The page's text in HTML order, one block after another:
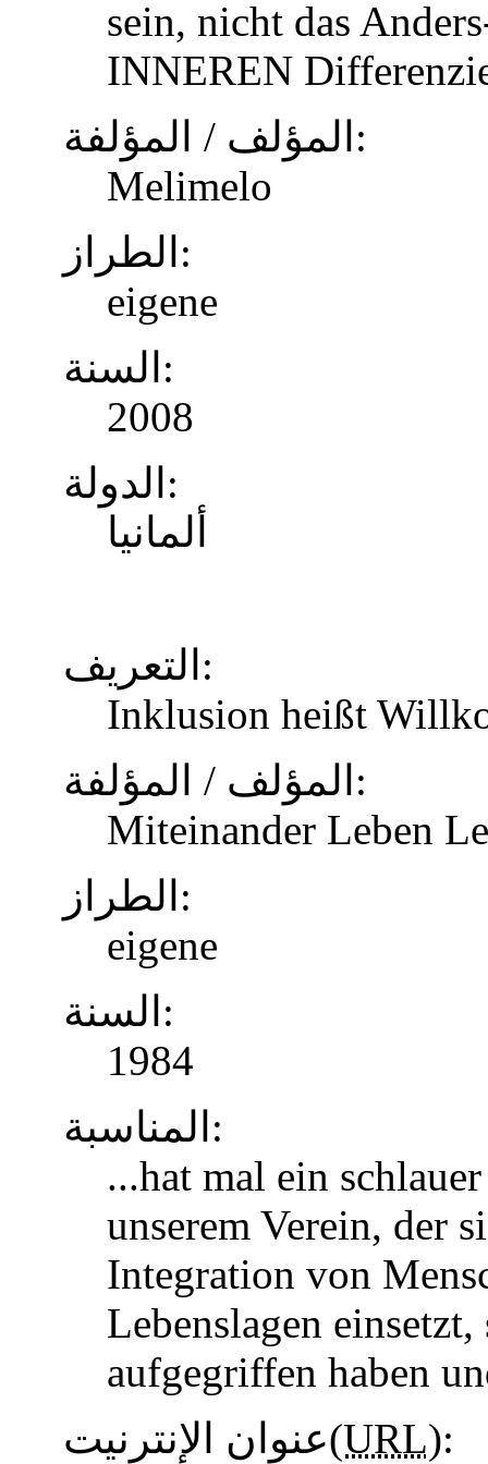
sein, nicht das
INNEREN
المؤلف / المؤلفة:
Melimelo
الطراز:
eigene
السنة:
2008
الدولة:
ألمانيا
التعريف:
Inklusion heißt
المؤلف / المؤلفة:
Miteinander Leben
الطراز:
eigene
السنة:
1984
المناسبة:
...hat mal ein
unserem Verein, der
Integration von
Lebenslagen
aufgegriffen haben
عنوان الإنترنيت(URL):